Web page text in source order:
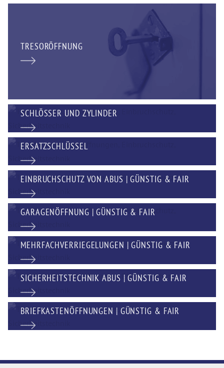
TRESORÖFFNUNG
SCHLÖSSER UND ZYLINDER
ERSATZSCHLÜSSEL
EINBRUCHSCHUTZ VON ABUS | GÜNSTIG & FAIR
GARAGENÖFFNUNG | GÜNSTIG & FAIR
MEHRFACHVERRIEGELUNGEN | GÜNSTIG & FAIR
SICHERHEITSTECHNIK ABUS | GÜNSTIG & FAIR
BRIEFKASTENÖFFNUNGEN | GÜNSTIG & FAIR